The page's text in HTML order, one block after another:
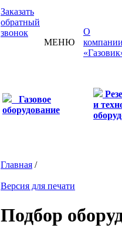
Заказать
обратный
звонок
МЕНЮ
О
Газовое
оборудование
и
Главная /
Версия для печати
Подбор